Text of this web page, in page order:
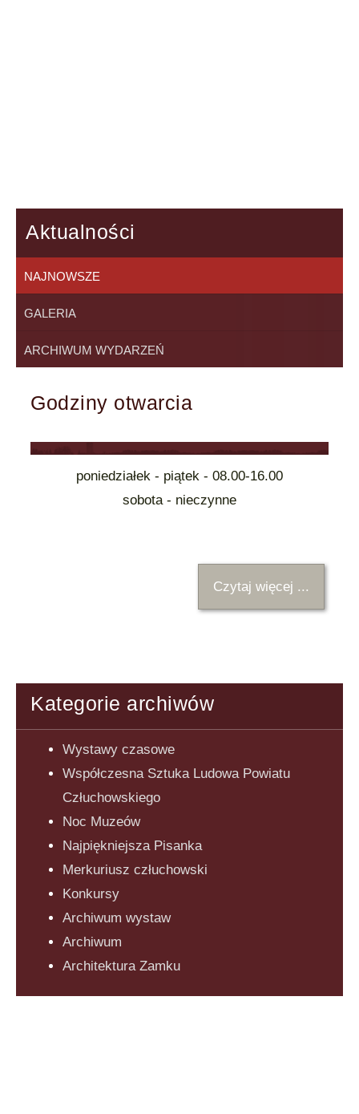
Aktualności
NAJNOWSZE
GALERIA
ARCHIWUM WYDARZEŃ
Godziny otwarcia
poniedziałek - piątek - 08.00-16.00
sobota - nieczynne
Czytaj więcej ...
Kategorie archiwów
Wystawy czasowe
Współczesna Sztuka Ludowa Powiatu
Człuchowskiego
Noc Muzeów
Najpiękniejsza Pisanka
Merkuriusz człuchowski
Konkursy
Archiwum wystaw
Archiwum
Architektura Zamku